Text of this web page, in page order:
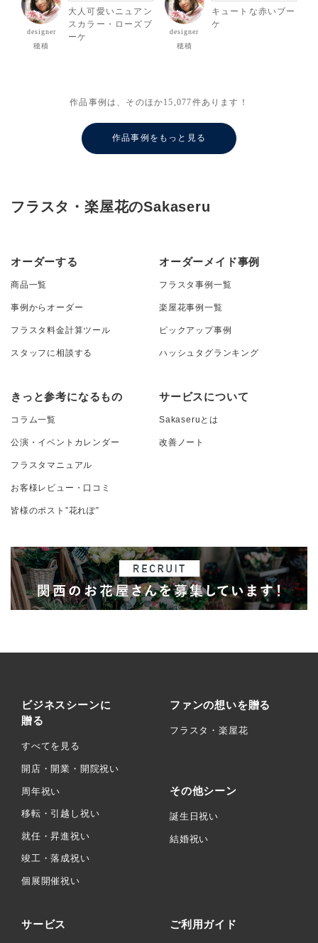
designer
穂積
大人可愛いニュアン
スカラー・ローズブ
ーケ
designer
穂積
キュートな赤いブー
ケ
作品事例は、そのほか15,077件あります！
作品事例をもっと見る
フラスタ・楽屋花のSakaseru
オーダーする
商品一覧
事例からオーダー
フラスタ料金計算ツール
スタッフに相談する
オーダーメイド事例
フラスタ事例一覧
楽屋花事例一覧
ピックアップ事例
ハッシュタグランキング
きっと参考になるもの
コラム一覧
公演・イベントカレンダー
フラスタマニュアル
お客様レビュー・口コミ
皆様のポスト”花れぽ”
サービスについて
Sakaseruとは
改善ノート
ビジネスシーンに
贈る
すべてを見る
開店・開業・開院祝い
周年祝い
移転・引越し祝い
就任・昇進祝い
竣工・落成祝い
個展開催祝い
ファンの想いを贈る
フラスタ・楽屋花
その他シーン
誕生日祝い
結婚祝い
サービス ご利用ガイド